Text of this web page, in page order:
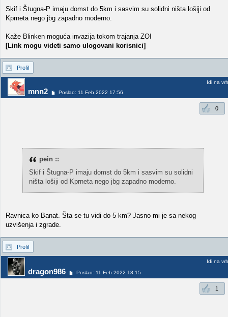
Skif i Štugna-P imaju domst do 5km i sasvim su solidni ništa lošiji od
Kprneta nego jbg zapadno moderno.
Kaže Blinken moguća invazija tokom trajanja ZOI
[Link mogu videti samo ulogovani korisnici]
Profil
mnn2 Poslao: 11 Feb 2022 17:56
Idi na vrh
0
pein ::
Skif i Štugna-P imaju domst do 5km i sasvim su solidni
ništa lošiji od Kprneta nego jbg zapadno moderno.
Ravnica ko Banat. Šta se tu vidi do 5 km? Jasno mi je sa nekog
uzvišenja i zgrade.
Profil
dragon986 Poslao: 11 Feb 2022 18:15
Idi na vrh
1